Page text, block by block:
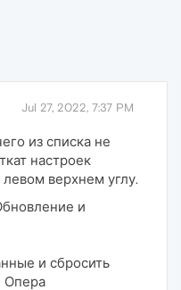
Jul 27, 2022, 7:37 PM
из списка не
настроек
верхнем углу.
и
и сбросить
Опера